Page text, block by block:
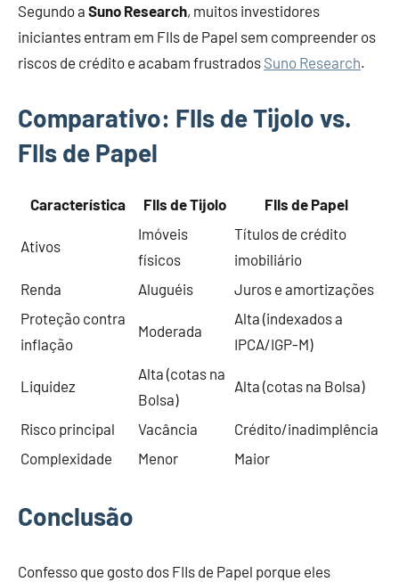
Segundo a Suno Research, muitos investidores
iniciantes entram em FIIs de Papel sem compreender os
riscos de crédito e acabam frustrados Suno Research.
Comparativo: FIIs de Tijolo vs.
FIIs de Papel
Característica FIIs de Tijolo FIIs de Papel
Ativos
Imóveis
físicos
Títulos de crédito
imobiliário
Renda
Aluguéis
Juros e amortizações
Proteção contra
inflação
Moderada
Alta (indexados a
IPCA/IGP-M)
Liquidez
Alta (cotas na
Bolsa)
Alta (cotas na Bolsa)
Risco principal Vacância
Crédito/inadimplência
Complexidade
Menor Maior
Conclusão
Confesso que gosto dos FIIs de Papel porque eles